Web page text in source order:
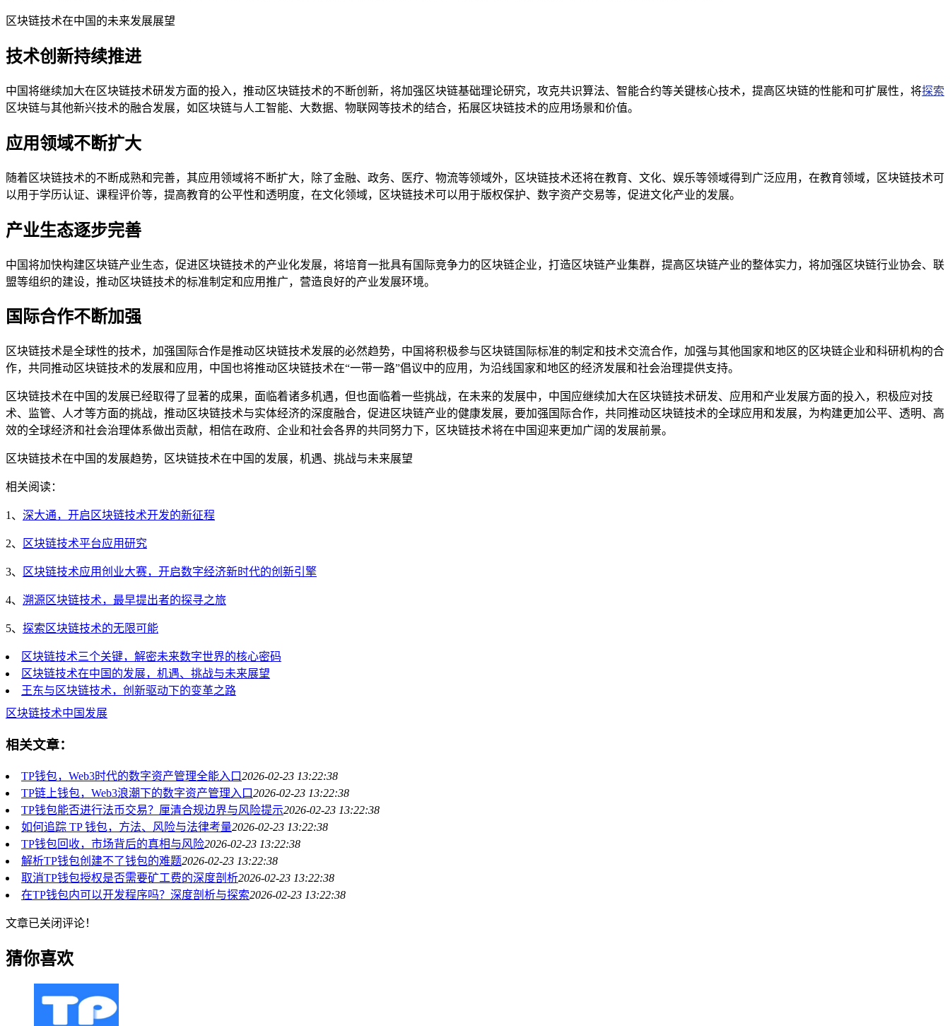
区块链技术在中国的未来发展展望
技术创新持续推进
中国将继续加大在区块链技术研发方面的投入，推动区块链技术的不断创新，将加强区块链基础理论研究，攻克共识算法、智能合约等关键核心技术，提高区块链的性能和可扩展性，将探索
区块链与其他新兴技术的融合发展，如区块链与人工智能、大数据、物联网等技术的结合，拓展区块链技术的应用场景和价值。
应用领域不断扩大
随着区块链技术的不断成熟和完善，其应用领域将不断扩大，除了金融、政务、医疗、物流等领域外，区块链技术还将在教育、文化、娱乐等领域得到广泛应用，在教育领域，区块链技术可
以用于学历认证、课程评价等，提高教育的公平性和透明度，在文化领域，区块链技术可以用于版权保护、数字资产交易等，促进文化产业的发展。
产业生态逐步完善
中国将加快构建区块链产业生态，促进区块链技术的产业化发展，将培育一批具有国际竞争力的区块链企业，打造区块链产业集群，提高区块链产业的整体实力，将加强区块链行业协会、联
盟等组织的建设，推动区块链技术的标准制定和应用推广，营造良好的产业发展环境。
国际合作不断加强
区块链技术是全球性的技术，加强国际合作是推动区块链技术发展的必然趋势，中国将积极参与区块链国际标准的制定和技术交流合作，加强与其他国家和地区的区块链企业和科研机构的合
作，共同推动区块链技术的发展和应用，中国也将推动区块链技术在“一带一路”倡议中的应用，为沿线国家和地区的经济发展和社会治理提供支持。
区块链技术在中国的发展已经取得了显著的成果，面临着诸多机遇，但也面临着一些挑战，在未来的发展中，中国应继续加大在区块链技术研发、应用和产业发展方面的投入，积极应对技
术、监管、人才等方面的挑战，推动区块链技术与实体经济的深度融合，促进区块链产业的健康发展，要加强国际合作，共同推动区块链技术的全球应用和发展，为构建更加公平、透明、高
效的全球经济和社会治理体系做出贡献，相信在政府、企业和社会各界的共同努力下，区块链技术将在中国迎来更加广阔的发展前景。
区块链技术在中国的发展趋势，区块链技术在中国的发展，机遇、挑战与未来展望
相关阅读：
1、 深大通，开启区块链技术开发的新征程
2、 区块链技术平台应用研究
3、 区块链技术应用创业大赛，开启数字经济新时代的创新引擎
4、 溯源区块链技术，最早提出者的探寻之旅
5、 探索区块链技术的无限可能
区块链技术三个关键，解密未来数字世界的核心密码
区块链技术在中国的发展，机遇、挑战与未来展望
王东与区块链技术，创新驱动下的变革之路
区块链技术中国发展
相关文章：
TP钱包，Web3时代的数字资产管理全能入口2026-02-23 13:22:38
TP链上钱包，Web3浪潮下的数字资产管理入口2026-02-23 13:22:38
TP钱包能否进行法币交易？厘清合规边界与风险提示2026-02-23 13:22:38
如何追踪 TP 钱包，方法、风险与法律考量2026-02-23 13:22:38
TP钱包回收，市场背后的真相与风险2026-02-23 13:22:38
解析TP钱包创建不了钱包的难题2026-02-23 13:22:38
取消TP钱包授权是否需要矿工费的深度剖析2026-02-23 13:22:38
在TP钱包内可以开发程序吗？深度剖析与探索2026-02-23 13:22:38
文章已关闭评论！
猜你喜欢